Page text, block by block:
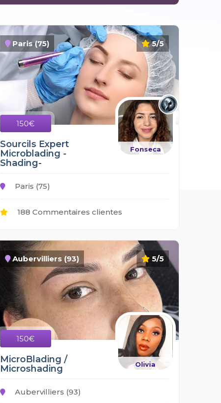
5/5
Paris (75)
150€
Fonseca
Sourcils Expert
Microblading -
Shading-
Paris (75)
188 Commentaires clientes
5/5
Aubervilliers (93)
150€
Olivia
MicroBlading /
Microshading
Aubervilliers (93)